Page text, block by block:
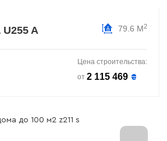
U255 A 79.6 М2
Цена строительства:
от 2 115 469 ₴